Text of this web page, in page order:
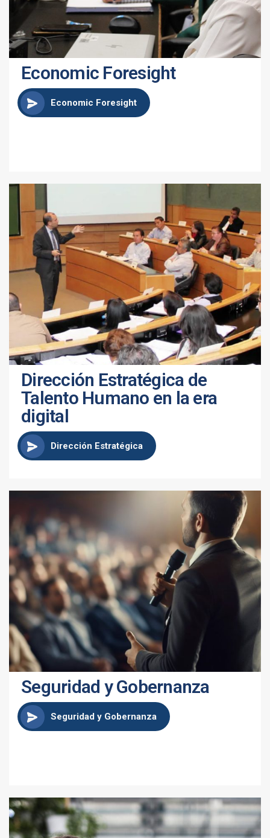
Economic Foresight
Economic Foresight
Dirección Estratégica de
Talento Humano en la era
digital
Dirección Estratégica
Seguridad y Gobernanza
Seguridad y Gobernanza